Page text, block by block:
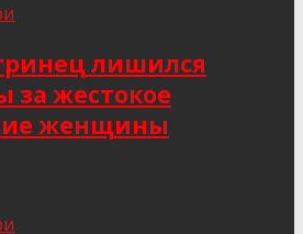
лишился
за жестокое
женщины